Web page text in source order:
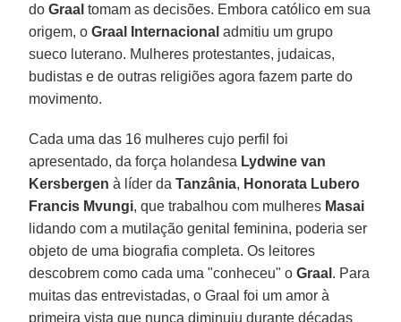
doGraal tomam as decisões. Embora católico em sua
origem, oGraal Internacional admitiu um grupo
sueco luterano. Mulheres protestantes, judaicas,
budistas e de outras religiões agora fazem parte do
movimento.
Cada uma das 16 mulheres cujo perfil foi
apresentado, da força holandesa Lydwine van
Kersbergen à líder daTanzânia, Honorata Lubero
Francis Mvungi, que trabalhou com mulheres Masai
lidando com a mutilação genital feminina, poderia ser
objeto de uma biografia completa. Os leitores
descobrem como cada uma "conheceu" oGraal . Para
muitas das entrevistadas, o Graal foi um amor à
primeira vista que nunca diminuiu durante décadas